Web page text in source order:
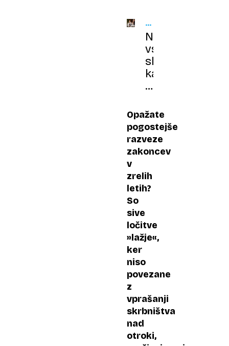
PRAVNI
LEKSIKON
Ni
vse
skupno:
kako
se
resnici
deli
premoženje
ob
v
Sloveniji
Opažate
pogostejše
razveze
zakoncev
v
zrelih
letih?
So
sive
ločitve
»lažje«,
ker
niso
povezane
z
vprašanji
skrbništva
nad
otroki,